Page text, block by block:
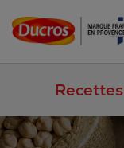
Recettes